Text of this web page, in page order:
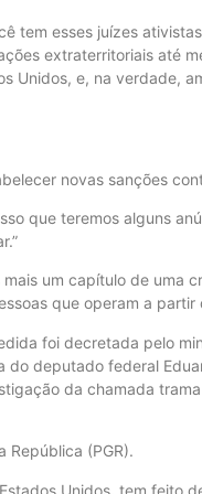
tem esses juízes
extraterritoriais até
Unidos, e, na verdade,
novas sanções
que teremos alguns
um capítulo de uma
que operam a partir
foi decretada pelo
deputado federal
da chamada
República (PGR).
Unidos, tem feito